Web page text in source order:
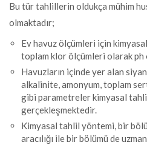
Bu tür tahlillerin oldukça mühim
olmaktadır;
Ev havuz ölçümleri için
toplam klor ölçümleri olarak ph
Havuzların içinde yer alan
alkalinite, amonyum, toplam
gibi parametreler kimyasal
gerçekleşmektedir.
Kimyasal tahlil yöntemi, bir
aracılığı ile bir bölümü de